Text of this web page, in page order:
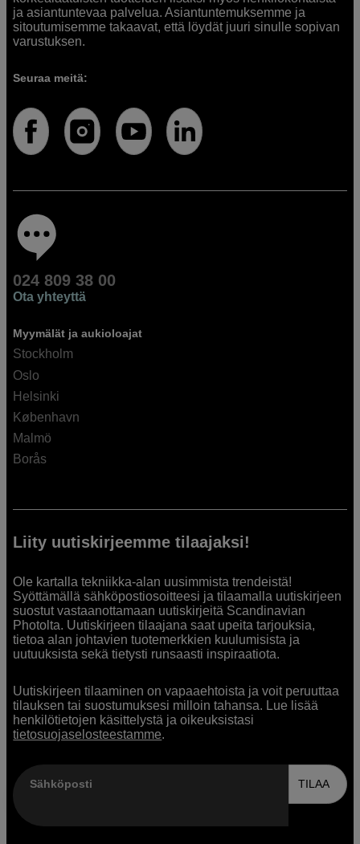
ja asiantuntevaa palvelua. Asiantuntemuksemme ja
sitoutumisemme takaavat, että löydät juuri sinulle sopivan
varustuksen.
Seuraa meitä:
024 809 38 00
Ota yhteyttä
Myymälät ja aukioloajat
Stockholm
Oslo
Helsinki
København
Malmö
Borås
Liity uutiskirjeemme tilaajaksi!
Ole kartalla tekniikka-alan uusimmista trendeistä!
Syöttämällä sähköpostiosoitteesi ja tilaamalla uutiskirjeen
suostut vastaanottamaan uutiskirjeitä Scandinavian
Photolta. Uutiskirjeen tilaajana saat upeita tarjouksia,
tietoa alan johtavien tuotemerkkien kuulumisista ja
uutuuksista sekä tietysti runsaasti inspiraatiota.
Uutiskirjeen tilaaminen on vapaaehtoista ja voit peruuttaa
tilauksen tai suostumuksesi milloin tahansa. Lue lisää
henkilötietojen käsittelystä ja oikeuksistasi
tietosuojaselosteestamme.
Sähköposti TILAA